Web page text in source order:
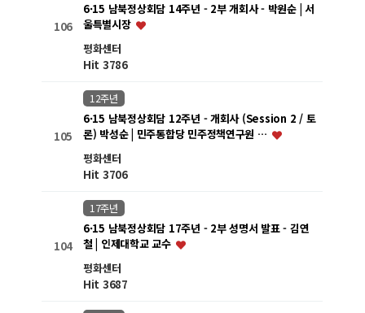
106
6·15 남북정상회담 14주년 - 2부 개회사 - 박원순 | 서
울특별시장
평화센터
Hit 3786
105
12주년
6·15 남북정상회담 12주년 - 개회사 (Session 2 / 토
론) 박성순 | 민주통합당 민주정책연구원 …
평화센터
Hit 3706
104
17주년
6·15 남북정상회담 17주년 - 2부 성명서 발표 - 김연
철 | 인제대학교 교수
평화센터
Hit 3687